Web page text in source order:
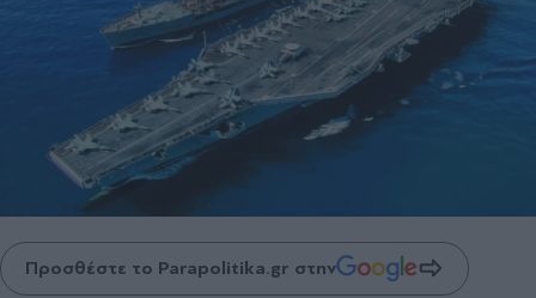
Προσθέστε το Parapolitika.gr στην